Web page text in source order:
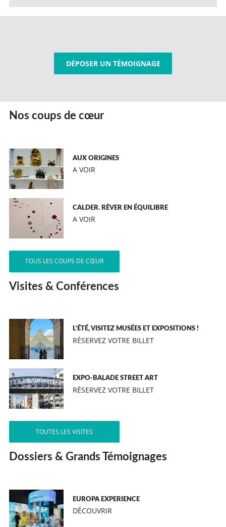
DÉPOSER UN TÉMOIGNAGE
Nos coups de cœur
AUX ORIGINES
A VOIR
CALDER. RÊVER EN ÉQUILIBRE
A VOIR
TOUS LES COUPS DE CŒUR
Visites & Conférences
L’ÉTÉ, VISITEZ MUSÉES ET EXPOSITIONS !
RÉSERVEZ VOTRE BILLET
EXPO-BALADE STREET ART
RÉSERVEZ VOTRE BILLET
TOUTES LES VISITES
Dossiers & Grands Témoignages
EUROPA EXPERIENCE
DÉCOUVRIR